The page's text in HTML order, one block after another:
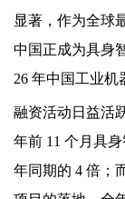
显著，作为全球
中国正成为具身
26 年中国工业机
融资活动日益活
年前 11 个月具
年同期的 4 倍；